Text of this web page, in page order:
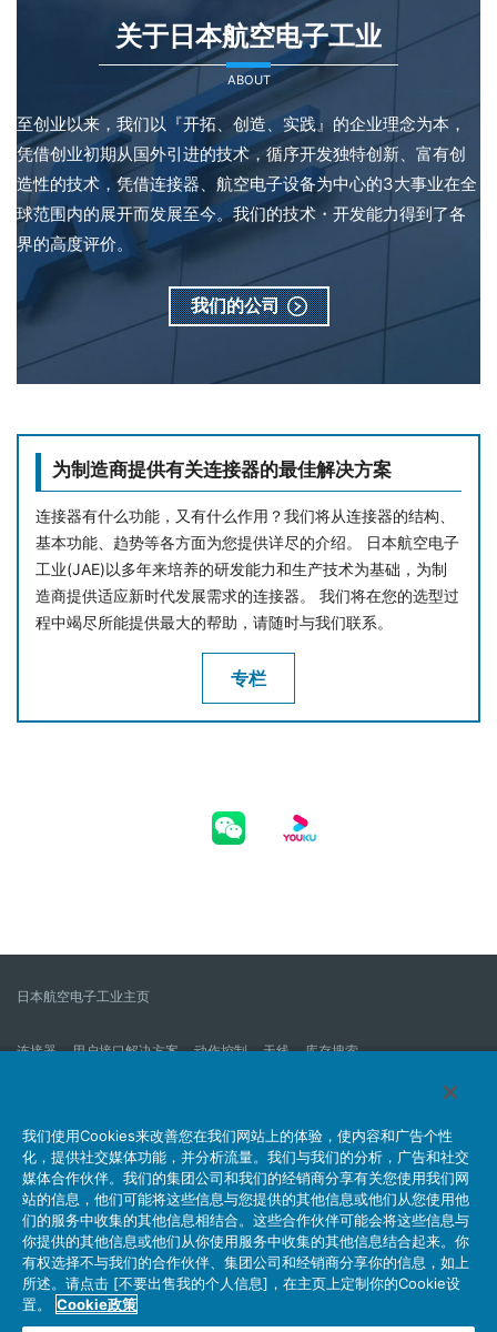
关于日本航空电子工业
ABOUT
至创业以来，我们以『开拓、创造、实践』的企业理念为本，
凭借创业初期从国外引进的技术，循序开发独特创新、富有创
造性的技术，凭借连接器、航空电子设备为中心的3大事业在全
球范围内的展开而发展至今。我们的技术・开发能力得到了各
界的高度评价。
我们的公司
为制造商提供有关连接器的最佳解决方案
连接器有什么功能，又有什么作用？我们将从连接器的结构、
基本功能、趋势等各方面为您提供详尽的介绍。 日本航空电子
工业(JAE)以多年来培养的研发能力和生产技术为基础，为制
造商提供适应新时代发展需求的连接器。 我们将在您的选型过
程中竭尽所能提供最大的帮助，请随时与我们联系。
专栏
日本航空电子工业主页
连接器 用户接口解决方案 动作控制 天线 库存搜索
我们的公司 企业社会责任 IR消息 公司新到信息列表
产品信息新的列表
网站地图
联系我们
个人信息保护方针 JAE Cookie政策
关于利用本网站
社交媒体官方账号运营方针
我们使用Cookies来改善您在我们网站上的体验，使内容和广告个性
化，提供社交媒体功能，并分析流量。我们与我们的分析，广告和社交
媒体合作伙伴。我们的集团公司和我们的经销商分享有关您使用我们网
站的信息，他们可能将这些信息与您提供的其他信息或他们从您使用他
们的服务中收集的其他信息相结合。这些合作伙伴可能会将这些信息与
你提供的其他信息或他们从你使用服务中收集的其他信息结合起来。你
有权选择不与我们的合作伙伴、集团公司和经销商分享你的信息，如上
所述。请点击 [不要出售我的个人信息]，在主页上定制你的Cookie设
置。
Cookie政策